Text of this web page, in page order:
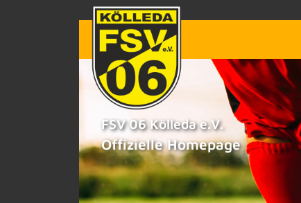
FSV 06 Kölleda e.V.
Offizielle Homepage